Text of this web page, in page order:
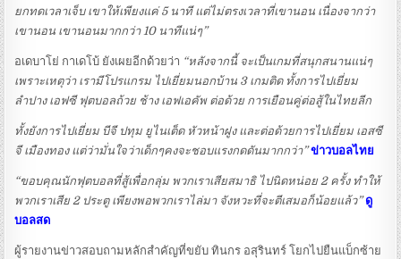
ยกทดเวลาเจ็บ เขาให้เพียงแค่ 5 นาที แต่ไม่ตรงเวลาที่เขานอน เนื่องจากว่า
เขานอน เขานอนมากกว่า 10 นาทีแน่ๆ”
อเดบาโย่ กาเดโบ้ ยังเผยอีกด้วยว่า “หลังจากนี้ จะเป็นเกมที่สนุกสนานแน่ๆ
เพราะเหตุว่า เรามีโปรแกรม ไปเยี่ยมนอกบ้าน 3 เกมติด ทั้งการไปเยี่ยม
ลำปาง เอฟซี ฟุตบอลถ้วย ช้าง เอฟเอคัพ ต่อด้วย การเยือนคู่ต่อสู้ในไทยลีก
ทั้งยังการไปเยี่ยม บีจี ปทุม ยูไนเต็ด หัวหน้าฝูง และต่อด้วยการไปเยี่ยม เอสซี
จี เมืองทอง แต่ว่ามั่นใจว่าเด็กๆคงจะชอบแรงกดดันมากกว่า”ข่าวบอลไทย
“ขอบคุณนักฟุตบอลที่สู้เพื่อกลุ่ม พวกเราเสียสมาธิ ไปนิดหน่อย 2 ครั้ง ทำให้
พวกเราเสีย 2 ประตู เพียงพอพวกเราไล่มา จังหวะที่จะตีเสมอก็น้อยแล้ว”ดู
บอลสด
ผู้รายงานข่าวสอบถามหลักสำคัญที่ขยับ ทินกร อสุรินทร์ โยกไปยืนแบ็กซ้าย